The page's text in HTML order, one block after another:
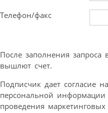
Телефон/факс
После заполнения
вышлют счет.
Подписчик дает согласие
персональной
проведения